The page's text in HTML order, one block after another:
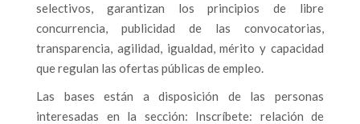
selectivos, garantizan los principios de libre
concurrencia, publicidad de las convocatorias,
transparencia, agilidad, igualdad, mérito y capacidad
que regulan las ofertas públicas de empleo.
Las bases están a disposición de las personas
interesadas en la sección: Inscríbete: relación de